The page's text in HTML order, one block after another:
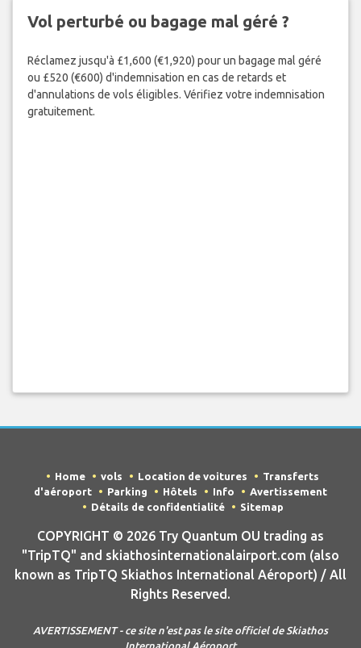
Vol perturbé ou bagage mal géré ?
Réclamez jusqu'à £1,600 (€1,920) pour un bagage mal géré
ou £520 (€600) d'indemnisation en cas de retards et
d'annulations de vols éligibles. Vérifiez votre indemnisation
gratuitement.
Home vols Location de voitures
Transferts
d'aéroport
Parking Hôtels Info
Avertissement
Détails de confidentialité
Sitemap
COPYRIGHT © 2026 Try Quantum OU trading as
"TripTQ" and skiathosinternationalairport.com (also
known as TripTQ Skiathos International Aéroport) / All
Rights Reserved.
AVERTISSEMENT - ce site n'est pas le site officiel de Skiathos
International Aéroport